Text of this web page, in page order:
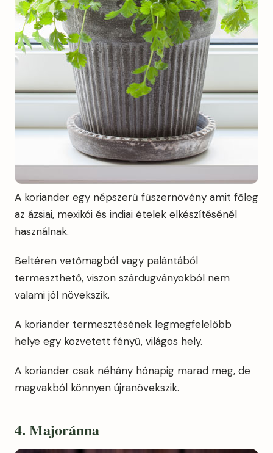
A koriander egy népszerű fűszernövény amit főleg
az ázsiai, mexikói és indiai ételek elkészítésénél
használnak.
Beltéren vetőmagból vagy palántából
termeszthető, viszon szárdugványokból nem
valami jól növekszik.
A koriander termesztésének legmegfelelőbb
helye egy közvetett fényű, világos hely.
A koriander csak néhány hónapig marad meg, de
magvakból könnyen újranövekszik.
4. Majoránna